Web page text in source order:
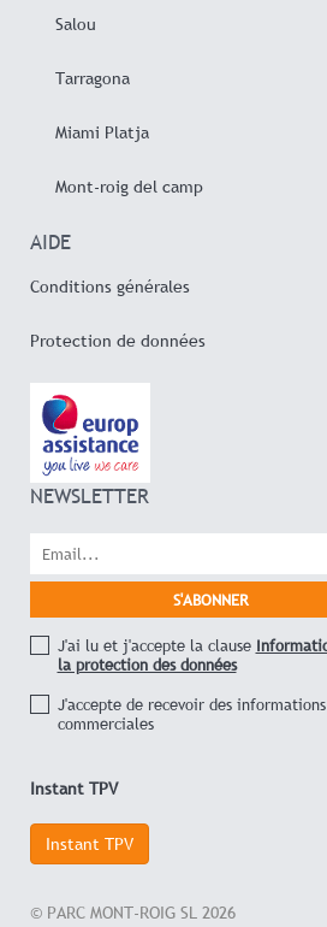
Salou
Tarragona
Miami Platja
Mont-roig del camp
AIDE
Conditions générales
Protection de données
NEWSLETTER
J'ai lu et j'accepte la clause
la protection des données
J'accepte de recevoir des informations
commerciales
Instant TPV
Instant TPV
© PARC MONT-ROIG SL 2026